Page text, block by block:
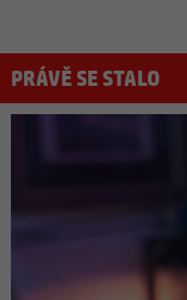
PRÁVĚ SE STALO